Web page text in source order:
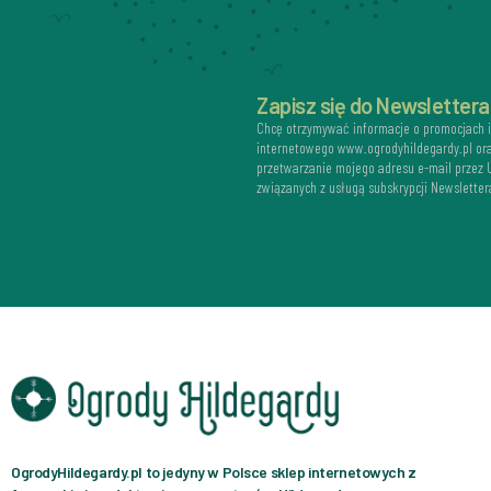
Zapisz się do Newslettera
Chcę otrzymywać informacje o promocjach
internetowego www.ogrodyhildegardy.pl
przetwarzanie mojego adresu e-mail przez
związanych z usługą subskrypcji
OgrodyHildegardy.pl to jedyny w Polsce sklep internetowych z